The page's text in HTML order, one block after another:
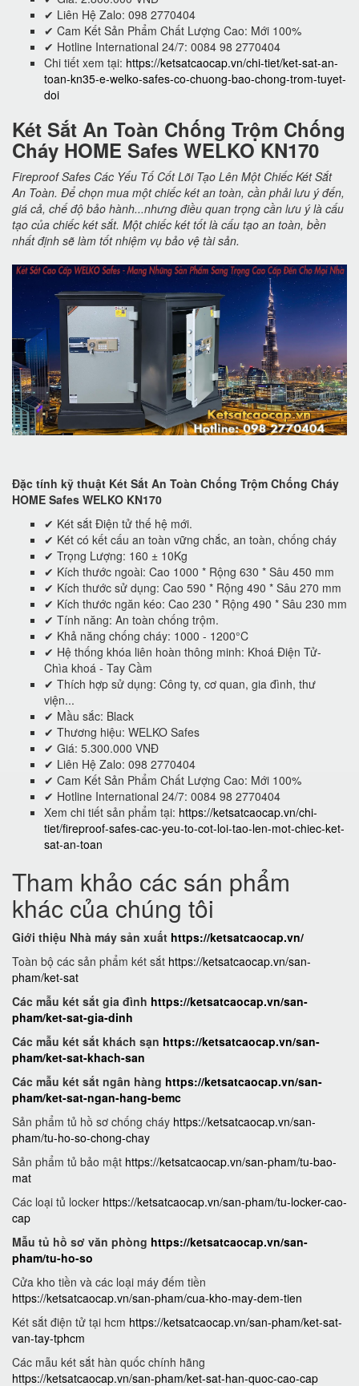
✔ Liên Hệ Zalo: 098 2770404
✔ Cam Kết Sản Phẩm Chất Lượng Cao: Mới 100%
✔ Hotline International 24/7: 0084 98 2770404
Chi tiết xem tại: https://ketsatcaocap.vn/chi-tiet/ket-sat-an-
toan-kn35-e-welko-safes-co-chuong-bao-chong-trom-tuyet-
doi
Két Sắt An Toàn Chống Trộm Chống
Cháy HOME Safes WELKO KN170
Fireproof Safes Các Yếu Tố Cốt Lõi Tạo Lên Một Chiếc Két Sắt
An Toàn. Để chọn mua một chiếc két an toàn, cần phải lưu ý đến,
giá cả, chế độ bảo hành...nhưng điều quan trọng cần lưu ý là cấu
tạo của chiếc két sắt. Một chiếc két tốt là cấu tạo an toàn, bền
nhất định sẽ làm tốt nhiệm vụ bảo vệ tài sản.
Đặc tính kỹ thuật Két Sắt An Toàn Chống Trộm Chống Cháy
HOME Safes WELKO KN170
✔ Két sắt Điện tử thế hệ mới.
✔ Két có kết cấu an toàn vững chắc, an toàn, chống cháy
✔ Trọng Lượng: 160 ± 10Kg
✔ Kích thước ngoài: Cao 1000 * Rộng 630 * Sâu 450 mm
✔ Kích thước sử dụng: Cao 590 * Rộng 490 * Sâu 270 mm
✔ Kích thước ngăn kéo: Cao 230 * Rộng 490 * Sâu 230 mm
✔ Tính năng: An toàn chống trộm.
✔ Khả năng chống cháy: 1000 - 1200°C
✔ Hệ thống khóa liên hoàn thông minh: Khoá Điện Tử-
Chìa khoá - Tay Cầm
✔ Thích hợp sử dụng: Công ty, cơ quan, gia đình, thư
viện...
✔ Mầu sắc: Black
✔ Thương hiệu: WELKO Safes
✔ Giá: 5.300.000 VNĐ
✔ Liên Hệ Zalo: 098 2770404
✔ Cam Kết Sản Phẩm Chất Lượng Cao: Mới 100%
✔ Hotline International 24/7: 0084 98 2770404
Xem chi tiết sản phẩm tại: https://ketsatcaocap.vn/chi-
tiet/fireproof-safes-cac-yeu-to-cot-loi-tao-len-mot-chiec-ket-
sat-an-toan
Tham khảo các sán phẩm
khác của chúng tôi
Giới thiệu Nhà máy sản xuất https://ketsatcaocap.vn/
Toàn bộ các sản phẩm két sắt https://ketsatcaocap.vn/san-
pham/ket-sat
Các mẫu két sắt gia đình https://ketsatcaocap.vn/san-
pham/ket-sat-gia-dinh
Các mẫu két sắt khách sạn https://ketsatcaocap.vn/san-
pham/ket-sat-khach-san
Các mẫu két sắt ngân hàng https://ketsatcaocap.vn/san-
pham/ket-sat-ngan-hang-bemc
Sản phẩm tủ hồ sơ chống cháy https://ketsatcaocap.vn/san-
pham/tu-ho-so-chong-chay
Sản phẩm tủ bảo mật https://ketsatcaocap.vn/san-pham/tu-bao-
mat
Các loại tủ locker https://ketsatcaocap.vn/san-pham/tu-locker-cao-
cap
Mẫu tủ hồ sơ văn phòng https://ketsatcaocap.vn/san-
pham/tu-ho-so
Cửa kho tiền và các loại máy đếm tiền
https://ketsatcaocap.vn/san-pham/cua-kho-may-dem-tien
Két sắt điện tử tại hcm https://ketsatcaocap.vn/san-pham/ket-sat-
van-tay-tphcm
Các mẫu két sắt hàn quốc chính hãng
https://ketsatcaocap.vn/san-pham/ket-sat-han-quoc-cao-cap